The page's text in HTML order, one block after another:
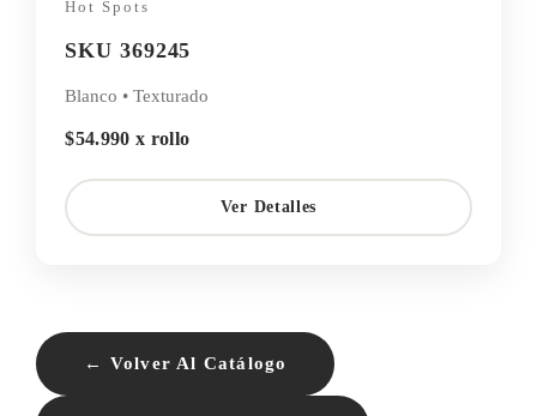
Hot Spots
SKU 369245
Blanco • Texturado
$54.990 x rollo
Ver Detalles
← Volver Al Catálogo